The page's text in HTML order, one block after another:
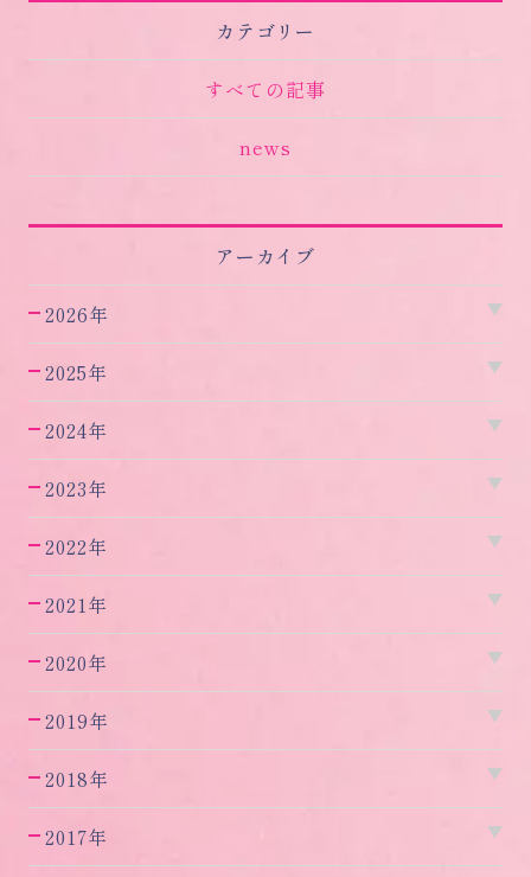
カテゴリー
すべての記事
news
アーカイブ
2026年
2025年
2024年
2023年
2022年
2021年
2020年
2019年
2018年
2017年